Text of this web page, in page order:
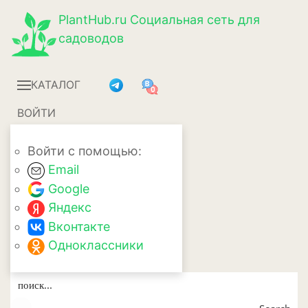
PlantHub.ru Социальная сеть для
садоводов
КАТАЛОГ
ВОЙТИ
Войти с помощью:
Email
Google
Яндекс
Вконтакте
Одноклассники